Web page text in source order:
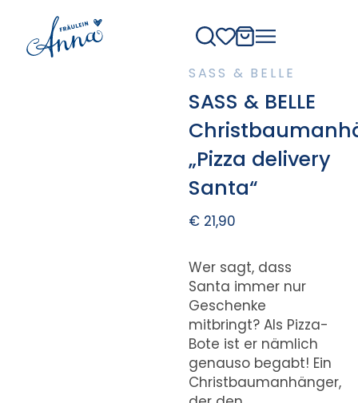
SASS & BELLE
SASS & BELLE
„Pizza delivery
Santa“
€21,90
Wer sagt, dass
Santa immer nur
Geschenke
mitbringt? Als Pizza-
Bote ist er nämlich
genauso begabt! Ein
Christbaumanhänger,